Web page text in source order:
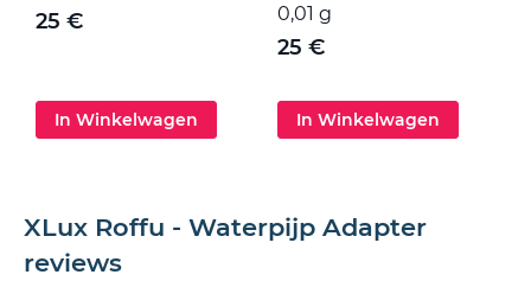
25 €
In Winkelwagen
0,01 g
25 €
In Winkelwagen
XLux Roffu - Waterpijp Adapter
reviews